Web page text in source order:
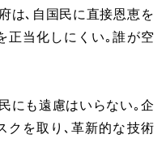
は､自国民に直接恩恵を
正当化しにくい｡誰が空
にも遠慮はいらない｡企
クを取り､革新的な技術